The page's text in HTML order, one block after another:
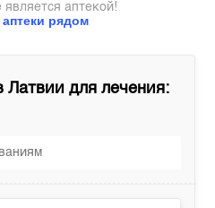
аптеки рядом
является аптекой!
Латвии для лечения: